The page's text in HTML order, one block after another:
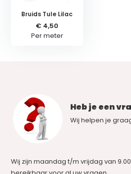
Bruids Tule Lilac
€ 4,50
Per meter
Heb je een
Wij helpen je
Wij zijn maandag t/m vrijdag van 9.00